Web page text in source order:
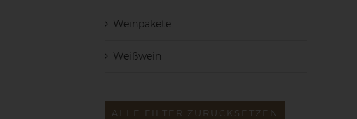
Weinpakete
Weißwein
ALLE FILTER ZURÜCKSETZEN